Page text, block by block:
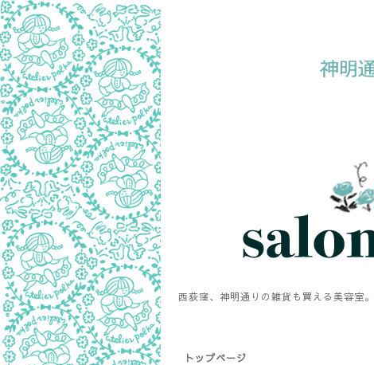
西荻窪、神明通りの雑貨も買える美容室
トップページ